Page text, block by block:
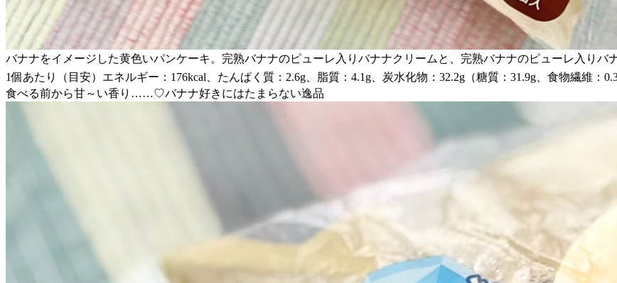
バナナをイメージした黄色いパンケーキ。完熟バナナのピューレ入りバナナクリームと、完熟バナナのピューレ入りバ
1個あたり（目安）エネルギー：176kcal、たんぱく質：2.6g、脂質：4.1g、炭水化物：32.2g（糖質：31.9g、食物繊維：
食べる前から甘～い香り……♡バナナ好きにはたまらない逸品